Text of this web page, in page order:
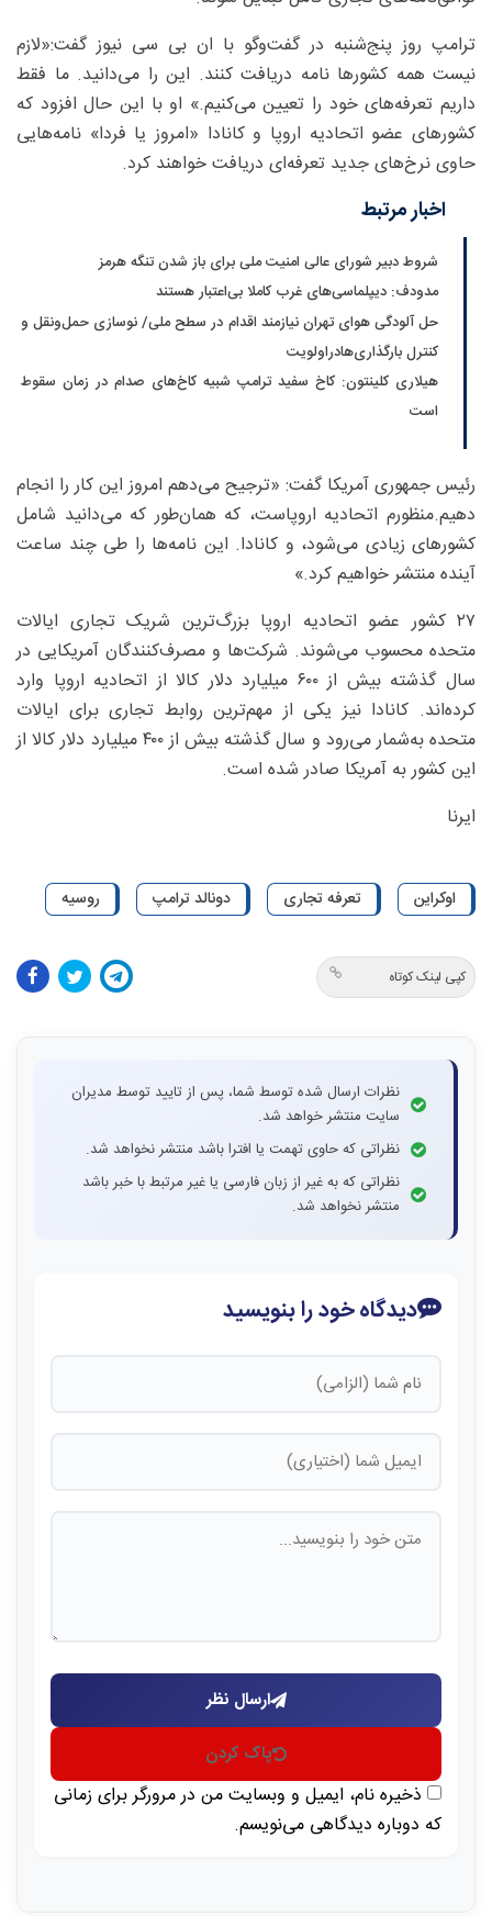
ترامپ روز پنج‌شنبه در گفت‌وگو با ان بی سی نیوز گفت:«لازم
نیست همه کشورها نامه دریافت کنند. این را می‌دانید. ما فقط
داریم تعرفه‌های خود را تعیین می‌کنیم.» او با این حال افزود که
کشورهای عضو اتحادیه اروپا و کانادا «امروز یا فردا» نامه‌هایی
حاوی نرخ‌های جدید تعرفه‌ای دریافت خواهند کرد.
اخبار مرتبط
شروط دبیر شورای عالی امنیت ملی برای باز شدن تنگه هرمز
مدودف: دیپلماسی‌های غرب کاملا بی‌اعتبار هستند
حل آلودگی هوای تهران نیازمند اقدام در سطح ملی/ نوسازی حمل‌ونقل و
کنترل بارگذاری‌هادراولویت
هیلاری کلینتون: کاخ سفید ترامپ شبیه کاخ‌های صدام در زمان سقوط
است
رئیس جمهوری آمریکا گفت: «ترجیح می‌دهم امروز این کار را انجام
دهیم.منظورم اتحادیه اروپاست، که همان‌طور که می‌دانید شامل
کشورهای زیادی می‌شود، و کانادا. این نامه‌ها را طی چند ساعت
آینده منتشر خواهیم کرد.»
۲۷ کشور عضو اتحادیه اروپا بزرگ‌ترین شریک تجاری ایالات
متحده محسوب می‌شوند. شرکت‌ها و مصرف‌کنندگان آمریکایی در
سال گذشته بیش از ۶۰۰ میلیارد دلار کالا از اتحادیه اروپا وارد
کرده‌اند. کانادا نیز یکی از مهم‌ترین روابط تجاری برای ایالات
متحده به‌شمار می‌رود و سال گذشته بیش از ۴۰۰ میلیارد دلار کالا از
این کشور به آمریکا صادر شده است.
ایرنا
اوکراین تعرفه تجاری دونالد ترامپ روسیه
کپی لینک کوتاه
نظرات ارسال شده توسط شما، پس از تایید توسط مدیران
سایت منتشر خواهد شد.
نظراتی که حاوی تهمت یا افترا باشد منتشر نخواهد شد.
نظراتی که به غیر از زبان فارسی یا غیر مرتبط با خبر باشد
منتشر نخواهد شد.
دیدگاه خود را بنویسید
ارسال نظر
پاک کردن
ذخیره نام، ایمیل و وبسایت من در مرورگر برای زمانی
که دوباره دیدگاهی می‌نویسم.